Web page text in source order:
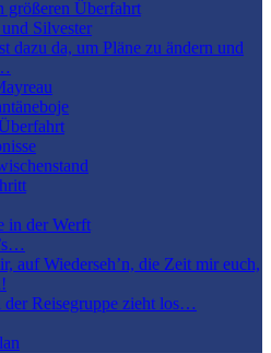
größeren Überfahrt
Silvester
dazu da, um Pläne zu ändern und
in der Werft
auf Wiederseh’n, die Zeit mir euch,
der Reisegruppe zieht los…